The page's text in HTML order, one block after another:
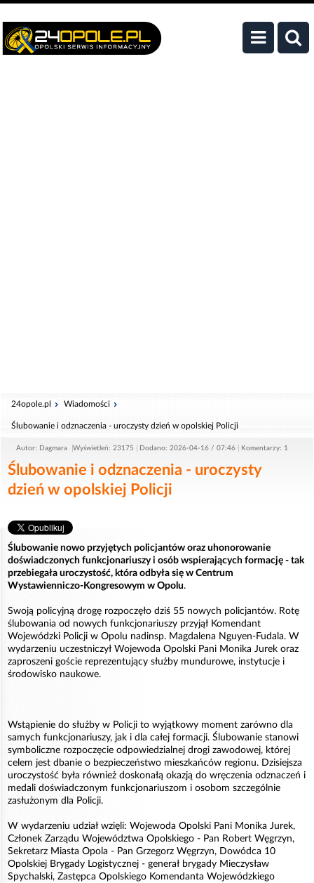
24opole.pl Wiadomości
Ślubowanie i odznaczenia - uroczysty dzień w opolskiej Policji
Autor: Dagmara Wyświetleń: 23175 Dodano: 2026-04-16 / 07:46 Komentarzy: 1
Ślubowanie i odznaczenia - uroczysty
dzień w opolskiej Policji
Ślubowanie nowo przyjętych policjantów oraz uhonorowanie
doświadczonych funkcjonariuszy i osób wspierających formację - tak
przebiegała uroczystość, która odbyła się w Centrum
Wystawienniczo-Kongresowym w Opolu.
Swoją policyjną drogę rozpoczęło dziś 55 nowych policjantów. Rotę
ślubowania od nowych funkcjonariuszy przyjął Komendant
Wojewódzki Policji w Opolu nadinsp. Magdalena Nguyen-Fudala. W
wydarzeniu uczestniczył Wojewoda Opolski Pani Monika Jurek oraz
zaproszeni goście reprezentujący służby mundurowe, instytucje i
środowisko naukowe.
Wstąpienie do służby w Policji to wyjątkowy moment zarówno dla
samych funkcjonariuszy, jak i dla całej formacji. Ślubowanie stanowi
symboliczne rozpoczęcie odpowiedzialnej drogi zawodowej, której
celem jest dbanie o bezpieczeństwo mieszkańców regionu. Dzisiejsza
uroczystość była również doskonałą okazją do wręczenia odznaczeń i
medali doświadczonym funkcjonariuszom i osobom szczególnie
zasłużonym dla Policji.
W wydarzeniu udział wzięli: Wojewoda Opolski Pani Monika Jurek,
Członek Zarządu Województwa Opolskiego - Pan Robert Węgrzyn,
Sekretarz Miasta Opola - Pan Grzegorz Węgrzyn, Dowódca 10
Opolskiej Brygady Logistycznej - generał brygady Mieczysław
Spychalski, Zastępca Opolskiego Komendanta Wojewódzkiego